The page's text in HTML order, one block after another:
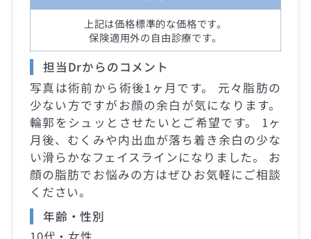
上記は価格標準的な価格です。
保険適用外の自由診療です。
担当Drからのコメント
写真は術前から術後1ヶ月です。 元々脂肪の
少ない方ですがお顔の余白が気になります。
輪郭をシュッとさせたいとご希望です。 1ヶ
月後、むくみや内出血が落ち着き余白の少な
い滑らかなフェイスラインになりました。 お
顔の脂肪でお悩みの方はぜひお気軽にご相談
ください。
年齢・性別